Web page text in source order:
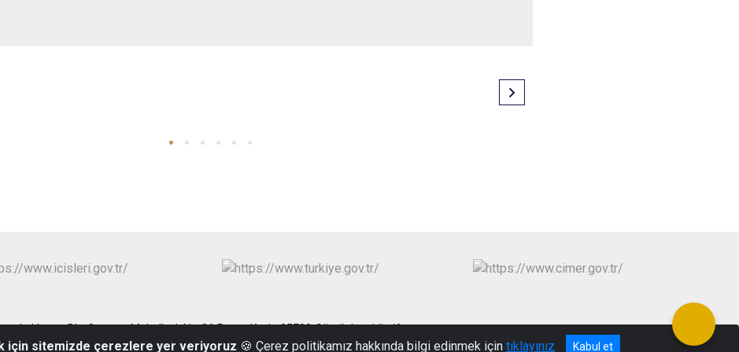
Hanım Blv. Cumara Mahallesi, No 36 Posta Kodu 05700 Gümüşhacıköy/Amasya
için sitemizde çerezlere yer veriyoruz 🍪 Çerez politikamız hakkında bilgi edinmek için tıklayınız Kabul et